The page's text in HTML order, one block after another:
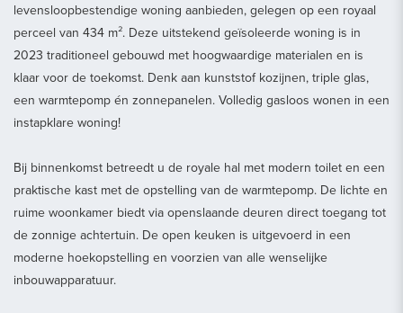
levensloopbestendige woning aanbieden, gelegen op een royaal
perceel van 434 m². Deze uitstekend geïsoleerde woning is in
2023 traditioneel gebouwd met hoogwaardige materialen en is
klaar voor de toekomst. Denk aan kunststof kozijnen, triple glas,
een warmtepomp én zonnepanelen. Volledig gasloos wonen in een
instapklare woning!
Bij binnenkomst betreedt u de royale hal met modern toilet en een
praktische kast met de opstelling van de warmtepomp. De lichte en
ruime woonkamer biedt via openslaande deuren direct toegang tot
de zonnige achtertuin. De open keuken is uitgevoerd in een
moderne hoekopstelling en voorzien van alle wenselijke
inbouwapparatuur.